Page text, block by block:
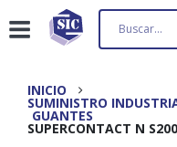
INICIO
SUMINISTRO
GUANTES
SUPERCONTACT N